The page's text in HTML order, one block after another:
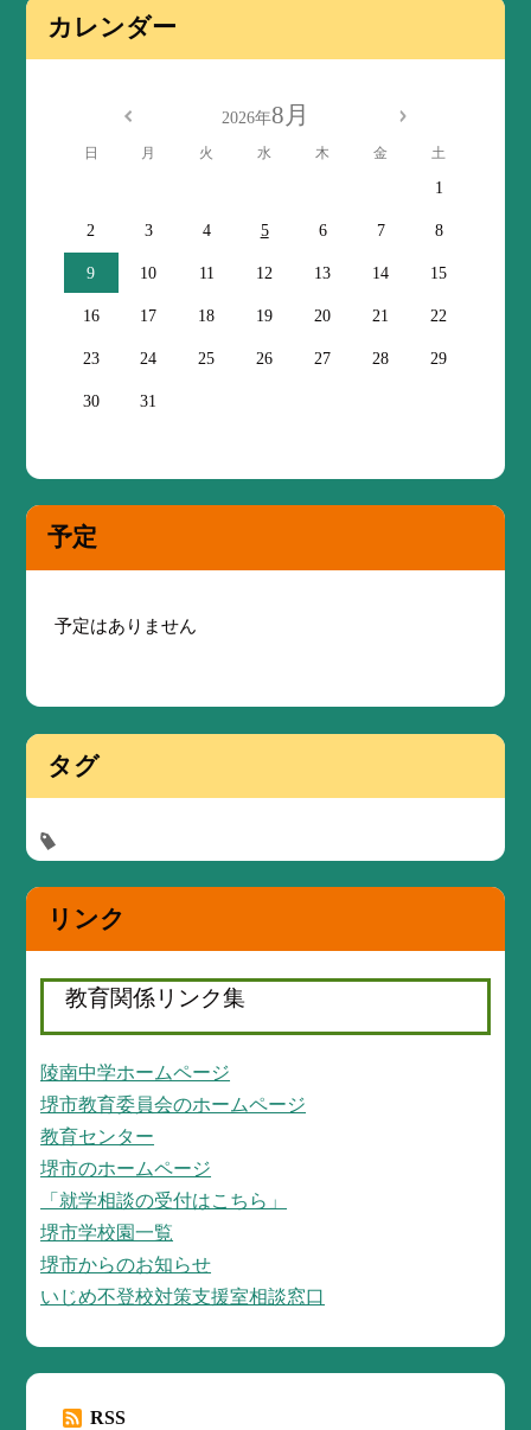
カレンダー
2026年8月
日 月 火 水 木 金 土
1
2 3 4 5 6 7 8
9 10 11 12 13 14 15
16 17 18 19 20 21 22
23 24 25 26 27 28 29
30 31
予定
予定はありません
タグ
リンク
教育関係リンク集
陵南中学ホームページ
堺市教育委員会のホームページ
教育センター
堺市のホームページ
「就学相談の受付はこちら」
堺市学校園一覧
堺市からのお知らせ
いじめ不登校対策支援室相談窓口
RSS